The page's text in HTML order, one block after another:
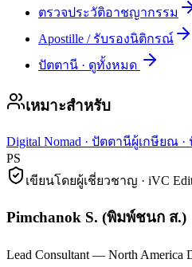
ตรวจประวัติอาชญากรรม
Apostille / รับรองนิติกรณ์
ปัตตานี · ดูทั้งหมด
เหมาะสำหรับ
Digital Nomad · ปัตตานีผู้เกษียณ ·
PS
เขียนโดยผู้เชี่ยวชาญ · iVC
Pimchanok S. (พิมพ์ชนก ส.)
Lead Consultant — North America